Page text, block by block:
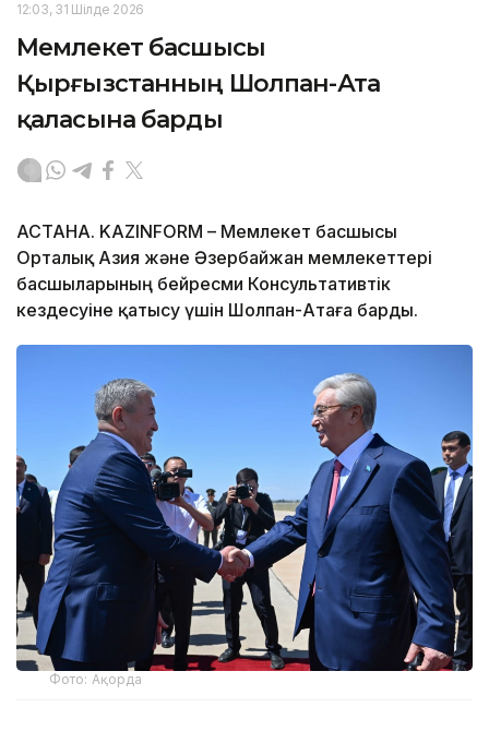
12:03, 31 Шілде 2026
Мемлекет басшысы
Қырғызстанның Шолпан-Ата
қаласына барды
АСТАНА. KAZINFORM – Мемлекет басшысы
Орталық Азия және Әзербайжан мемлекеттері
басшыларының бейресми Консультативтік
кездесуіне қатысу үшін Шолпан-Атаға барды.
Фото: Ақорда